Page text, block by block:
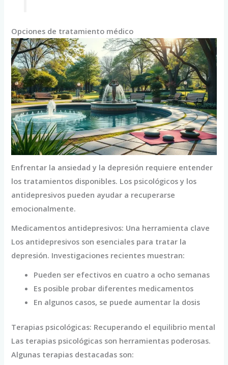
Opciones de tratamiento médico
Enfrentar la ansiedad y la depresión requiere entender
los tratamientos disponibles. Los psicológicos y los
antidepresivos pueden ayudar a recuperarse
emocionalmente.
Medicamentos antidepresivos: Una herramienta clave
Los antidepresivos son esenciales para tratar la
depresión. Investigaciones recientes muestran:
Pueden ser efectivos en cuatro a ocho semanas
Es posible probar diferentes medicamentos
En algunos casos, se puede aumentar la dosis
Terapias psicológicas: Recuperando el equilibrio mental
Las terapias psicológicas son herramientas poderosas.
Algunas terapias destacadas son: